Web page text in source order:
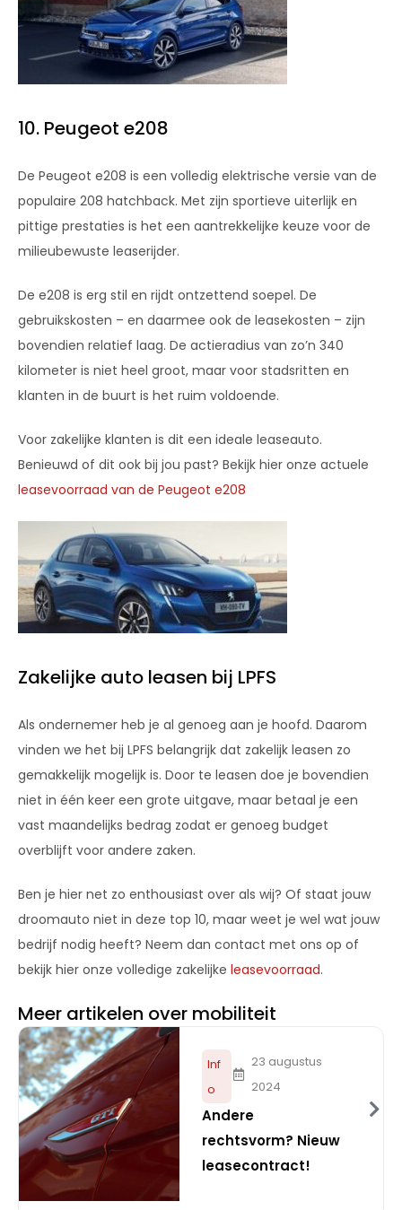
10. Peugeot e208
De Peugeot e208 is een volledig elektrische versie van de
populaire 208 hatchback. Met zijn sportieve uiterlijk en
pittige prestaties is het een aantrekkelijke keuze voor de
milieubewuste leaserijder.
De e208 is erg stil en rijdt ontzettend soepel. De
gebruikskosten – en daarmee ook de leasekosten – zijn
bovendien relatief laag. De actieradius van zo’n 340
kilometer is niet heel groot, maar voor stadsritten en
klanten in de buurt is het ruim voldoende.
Voor zakelijke klanten is dit een ideale leaseauto.
Benieuwd of dit ook bij jou past? Bekijk hier onze actuele
leasevoorraad van de Peugeot e208
Zakelijke auto leasen bij LPFS
Als ondernemer heb je al genoeg aan je hoofd. Daarom
vinden we het bij LPFS belangrijk dat zakelijk leasen zo
gemakkelijk mogelijk is. Door te leasen doe je bovendien
niet in één keer een grote uitgave, maar betaal je een
vast maandelijks bedrag zodat er genoeg budget
overblijft voor andere zaken.
Ben je hier net zo enthousiast over als wij? Of staat jouw
droomauto niet in deze top 10, maar weet je wel wat jouw
bedrijf nodig heeft? Neem dan contact met ons op of
bekijk hier onze volledige zakelijke leasevoorraad.
Meer artikelen over mobiliteit
Inf
o
23 augustus
2024
Andere
rechtsvorm? Nieuw
leasecontract!